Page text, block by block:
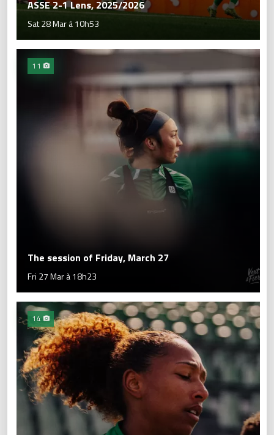
ASSE 2-1 Lens, 2025/2026
Sat 28 Mar à 10h53
11
The session of Friday, March 27
Fri 27 Mar à 18h23
14